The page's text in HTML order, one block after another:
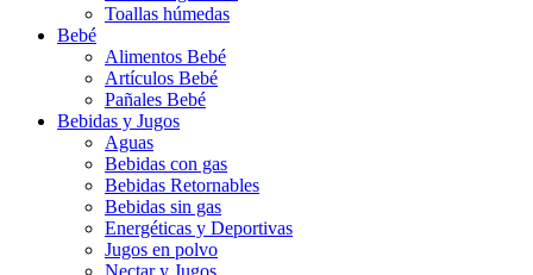
Toallas húmedas
Bebé
Alimentos Bebé
Artículos Bebé
Pañales Bebé
Bebidas y Jugos
Aguas
Bebidas con gas
Bebidas Retornables
Bebidas sin gas
Energéticas y Deportivas
Jugos en polvo
Nectar y Jugos